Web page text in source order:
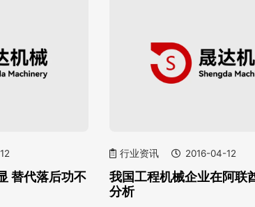
替代落后功不
行业资讯 2016-04-12
我国工程机械企业在阿联
分析